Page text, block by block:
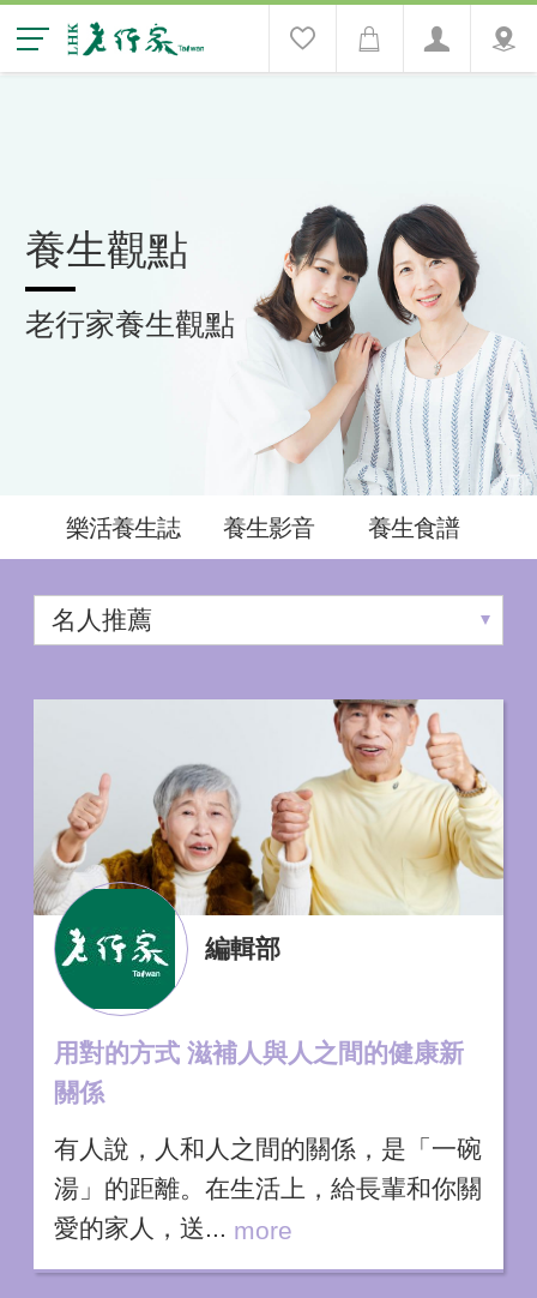
養生觀點
老行家養生觀點
樂活養生誌 養生影音 養生食譜
編輯部
用對的方式 滋補人與人之間的健康新
關係
有人說，人和人之間的關係，是「一碗
湯」的距離。在生活上，給長輩和你關
愛的家人，送... more